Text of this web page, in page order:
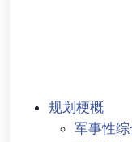
规划梗概
军事性